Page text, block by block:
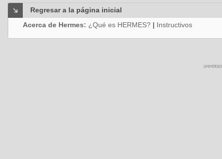
Regresar a la página inicial
Acerca de Hermes: ¿Qué es HERMES? | Instructivos